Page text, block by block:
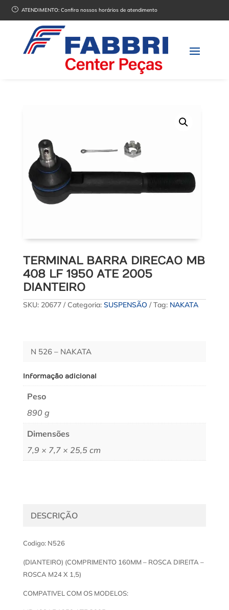
} ATENDIMENTO:Confira nossos horários de atendimento
TERMINAL BARRA DIRECAO MB
408 LF 1950 ATE 2005
DIANTEIRO
SKU: 20677 Categoria: SUSPENSÃO Tag: NAKATA
N 526 – NAKATA
Informação adicional
Peso
890 g
Dimensões
7,9 × 7,7 × 25,5 cm
DESCRIÇÃO
Codigo: N526
(DIANTEIRO) (COMPRIMENTO 160MM – ROSCA DIREITA –
ROSCA M24 X 1,5)
COMPATIVEL COM OS MODELOS: